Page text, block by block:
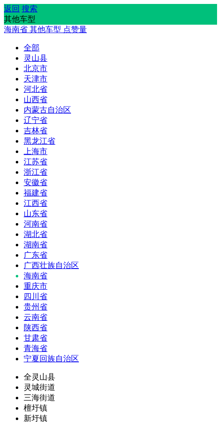
返回 搜索
其他车型
海南省 其他车型 点赞量
全部
灵山县
北京市
天津市
河北省
山西省
内蒙古自治区
辽宁省
吉林省
黑龙江省
上海市
江苏省
浙江省
安徽省
福建省
江西省
山东省
河南省
湖北省
湖南省
广东省
广西壮族自治区
海南省
重庆市
四川省
贵州省
云南省
陕西省
甘肃省
青海省
宁夏回族自治区
全灵山县
灵城街道
三海街道
檀圩镇
新圩镇